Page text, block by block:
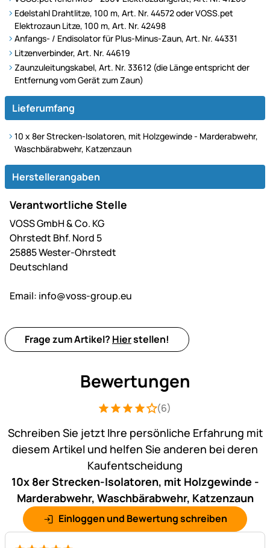
Edelstahl Drahtlitze, 100 m, Art. Nr. 44572 oder VOSS.pet
Elektrozaun Litze, 100 m, Art. Nr. 42498
Anfangs- / Endisolator für Plus-Minus-Zaun, Art. Nr. 44331
Litzenverbinder, Art. Nr. 44619
Zaunzuleitungskabel, Art. Nr. 33612 (die Länge entspricht der
Entfernung vom Gerät zum Zaun)
Lieferumfang
10 x 8er Strecken-Isolatoren, mit Holzgewinde - Marderabwehr,
Waschbärabwehr, Katzenzaun
Herstellerangaben
Verantwortliche Stelle
VOSS GmbH & Co. KG
Ohrstedt Bhf. Nord 5
25885 Wester-Ohrstedt
Deutschland
Email: info@voss-group.eu
Frage zum Artikel? Hierstellen!
Bewertungen
Bewertung: 4 von 5 (6 Bewertungen)
6 Bewertungen
(6)
Schreiben Sie jetzt Ihre persönliche Erfahrung mit
diesem Artikel und helfen Sie anderen bei deren
Kaufentscheidung
10x 8er Strecken-Isolatoren, mit Holzgewinde -
Marderabwehr, Waschbärabwehr, Katzenzaun
Einloggen und Bewertung schreiben